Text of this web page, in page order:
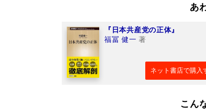
あ
『日本共産党の正体』
福冨 健一 著
ネット書店で購入
こん